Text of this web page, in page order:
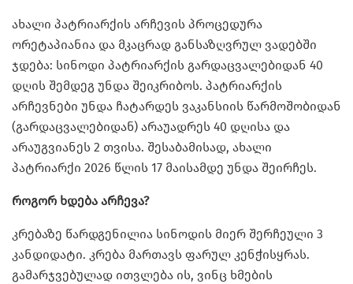
ახალი პატრიარქის არჩევის პროცედურა
ორეტაპიანია და მკაცრად განსაზღვრულ ვადებში
ჯდება: სინოდი პატრიარქის გარდაცვალებიდან 40
დღის შემდეგ უნდა შეიკრიბოს. პატრიარქის
არჩევნები უნდა ჩატარდეს ვაკანსიის წარმოშობიდან
(გარდაცვალებიდან) არაუადრეს 40 დღისა და
არაუგვიანეს 2 თვისა. შესაბამისად, ახალი
პატრიარქი 2026 წლის 17 მაისამდე უნდა შეირჩეს.
როგორ ხდება არჩევა?
კრებაზე წარდგენილია სინოდის მიერ შერჩეული 3
კანდიდატი. კრება მართავს ფარულ კენჭისყრას.
გამარჯვებულად ითვლება ის, ვინც ხმების